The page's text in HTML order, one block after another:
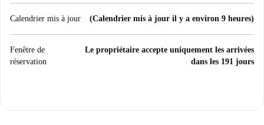
Calendrier mis à jour (Calendrier mis à jour il y a environ 9 heures)
Fenêtre de
réservation
Le propriétaire accepte uniquement les arrivées
dans les 191 jours